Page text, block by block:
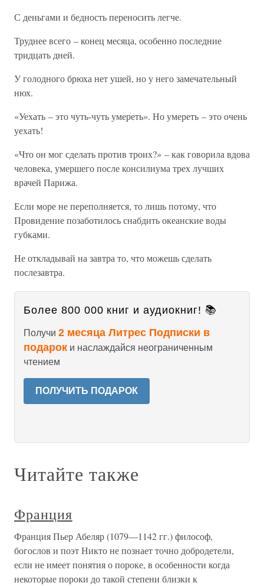
С деньгами и бедность переносить легче.
Труднее всего – конец месяца, особенно последние
тридцать дней.
У голодного брюха нет ушей, но у него замечательный
нюх.
«Уехать – это чуть-чуть умереть». Но умереть – это очень
уехать!
«Что он мог сделать против троих?» – как говорила вдова
человека, умершего после консилиума трех лучших
врачей Парижа.
Если море не переполняется, то лишь потому, что
Провидение позаботилось снабдить океанские воды
губками.
Не откладывай на завтра то, что можешь сделать
послезавтра.
Более 800 000 книг и аудиокниг! 📚
Получи 2 месяца Литрес Подписки в
подарок и наслаждайся неограниченным
чтением
ПОЛУЧИТЬ ПОДАРОК
Читайте также
Франция
Франция Пьер Абеляр (1079—1142 гг.) философ,
богослов и поэт Никто не познает точно добродетели,
если не имеет понятия о пороке, в особенности когда
некоторые пороки до такой степени близки к